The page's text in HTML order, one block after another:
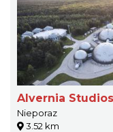
Alvernia Studios
Nieporaz
3.52 km